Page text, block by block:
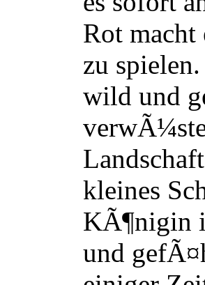
Rot macht
zu
wild und
kleines
KÃ¶nigin
und